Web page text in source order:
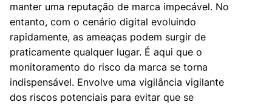
manter uma reputação de marca impecável. No
entanto, com o cenário digital evoluindo
rapidamente, as ameaças podem surgir de
praticamente qualquer lugar. É aqui que o
monitoramento do risco da marca se torna
indispensável. Envolve uma vigilância vigilante
dos riscos potenciais para evitar que se